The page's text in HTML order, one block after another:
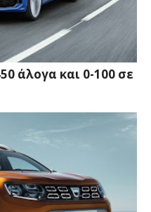
άλογα και 0-100 σε